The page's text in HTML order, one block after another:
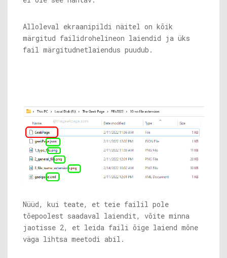
Alloleval ekraanipildi näitel on kõik
märgitud failidrohelineon laiendid ja üks
fail märgitudnetlaiendus puudub.
Nüüd, kui teate, et teie failil pole
tõepoolest saadaval laiendit, võite minna
jaotisse 2, et leida faili õige laiend mõne
väga lihtsa meetodi abil.